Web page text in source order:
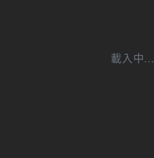
載入中...